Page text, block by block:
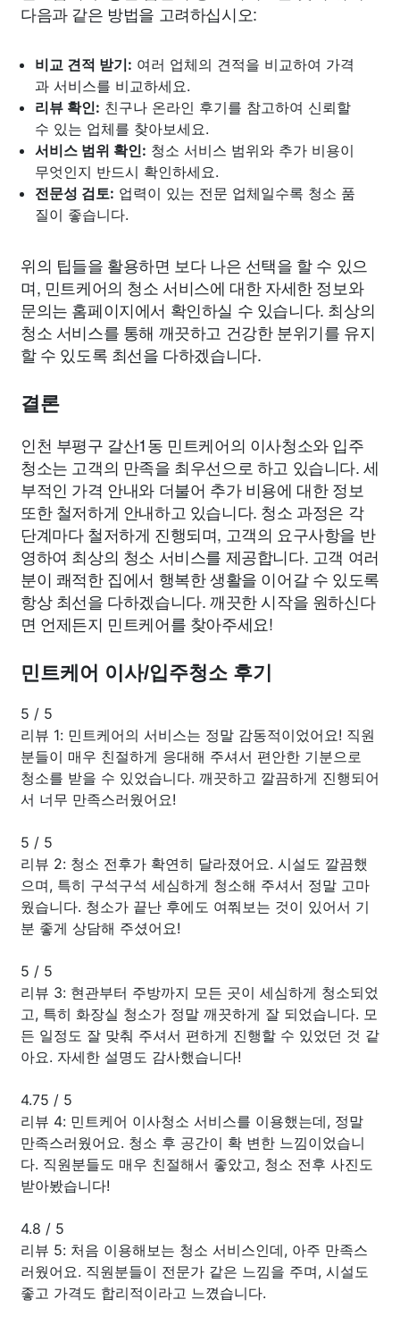
다음과 같은 방법을 고려하십시오:
비교 견적 받기: 여러 업체의 견적을 비교하여 가격
과 서비스를 비교하세요.
리뷰 확인: 친구나 온라인 후기를 참고하여 신뢰할
수 있는 업체를 찾아보세요.
서비스 범위 확인: 청소 서비스 범위와 추가 비용이
무엇인지 반드시 확인하세요.
전문성 검토: 업력이 있는 전문 업체일수록 청소 품
질이 좋습니다.
위의 팁들을 활용하면 보다 나은 선택을 할 수 있으
며, 민트케어의 청소 서비스에 대한 자세한 정보와
문의는 홈페이지에서 확인하실 수 있습니다. 최상의
청소 서비스를 통해 깨끗하고 건강한 분위기를 유지
할 수 있도록 최선을 다하겠습니다.
결론
인천 부평구 갈산1동 민트케어의 이사청소와 입주
청소는 고객의 만족을 최우선으로 하고 있습니다. 세
부적인 가격 안내와 더불어 추가 비용에 대한 정보
또한 철저하게 안내하고 있습니다. 청소 과정은 각
단계마다 철저하게 진행되며, 고객의 요구사항을 반
영하여 최상의 청소 서비스를 제공합니다. 고객 여러
분이 쾌적한 집에서 행복한 생활을 이어갈 수 있도록
항상 최선을 다하겠습니다. 깨끗한 시작을 원하신다
면 언제든지 민트케어를 찾아주세요!
민트케어 이사/입주청소 후기
5 / 5
리뷰 1: 민트케어의 서비스는 정말 감동적이었어요! 직원
분들이 매우 친절하게 응대해 주셔서 편안한 기분으로
청소를 받을 수 있었습니다. 깨끗하고 깔끔하게 진행되어
서 너무 만족스러웠어요!
5 / 5
리뷰 2: 청소 전후가 확연히 달라졌어요. 시설도 깔끔했
으며, 특히 구석구석 세심하게 청소해 주셔서 정말 고마
웠습니다. 청소가 끝난 후에도 여쭤보는 것이 있어서 기
분 좋게 상담해 주셨어요!
5 / 5
리뷰 3: 현관부터 주방까지 모든 곳이 세심하게 청소되었
고, 특히 화장실 청소가 정말 깨끗하게 잘 되었습니다. 모
든 일정도 잘 맞춰 주셔서 편하게 진행할 수 있었던 것 같
아요. 자세한 설명도 감사했습니다!
4.75 / 5
리뷰 4: 민트케어 이사청소 서비스를 이용했는데, 정말
만족스러웠어요. 청소 후 공간이 확 변한 느낌이었습니
다. 직원분들도 매우 친절해서 좋았고, 청소 전후 사진도
받아봤습니다!
4.8 / 5
리뷰 5: 처음 이용해보는 청소 서비스인데, 아주 만족스
러웠어요. 직원분들이 전문가 같은 느낌을 주며, 시설도
좋고 가격도 합리적이라고 느꼈습니다.